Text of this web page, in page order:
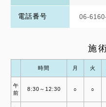
電話番号 06-
施
時間 月 火
午
前
8:30～12:30 ○ ○